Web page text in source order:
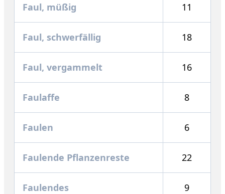
Faul, müßig 11
Faul, schwerfällig 18
Faul, vergammelt 16
Faulaffe 8
Faulen 6
Faulende Pflanzenreste 22
Faulendes 9